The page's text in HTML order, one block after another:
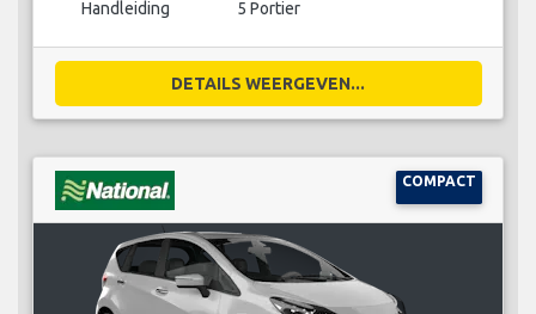
Handleiding 5 Portier
DETAILS WEERGEVEN...
COMPACT